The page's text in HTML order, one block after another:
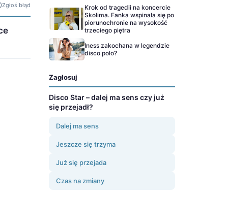
Zgłoś błąd
Krok od tragedii na koncercie
Skolima. Fanka wspinała się po
piorunochronie na wysokość
trzeciego piętra
Iness zakochana w legendzie
disco polo?
Zagłosuj
Disco Star – dalej ma sens czy już
się przejadł?
Dalej ma sens
Jeszcze się trzyma
Już się przejada
Czas na zmiany